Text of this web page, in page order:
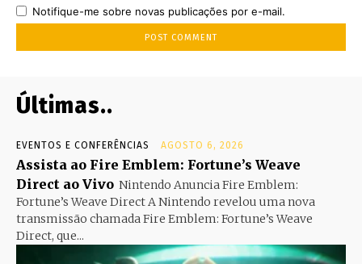
Notifique-me sobre novas publicações por e-mail.
Últimas..
EVENTOS E CONFERÊNCIAS AGOSTO 6, 2026
Assista ao Fire Emblem: Fortune’s Weave
Direct ao Vivo Nintendo Anuncia Fire Emblem:
Fortune’s Weave Direct A Nintendo revelou uma nova
transmissão chamada Fire Emblem: Fortune’s Weave
Direct, que...